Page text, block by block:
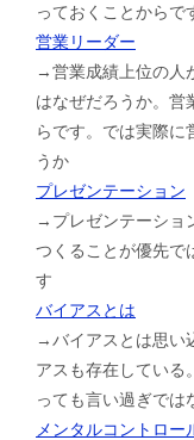
っておくことからで
営業リーダー
→営業成績上位の人
はなぜだろうか。営
らです。では実際に
うか
プレゼンテーション
→プレゼンテーショ
つくることが優先で
す
バイアスとは
→バイアスとは思い
アスも存在している
っても言い過ぎでは
メンタルコントロー